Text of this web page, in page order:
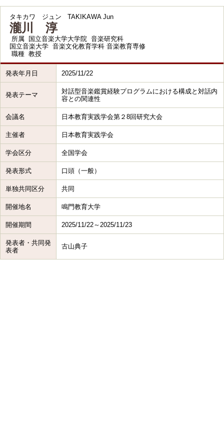
タキカワ ジュン TAKIKAWA Jun
瀧川 淳
所属
国立音楽大学大学院 音楽研究科
国立音楽大学 音楽文化教育学科 音楽教育専修
職種 教授
発表年月日 2025/11/22
発表テーマ
対話型音楽鑑賞経験プログラムにおける構成と対話内
容との関連性
会議名 日本教育実践学会第２8回研究大会
主催者 日本教育実践学会
学会区分 全国学会
発表形式 口頭（一般）
単独共同区分 共同
開催地名 鳴門教育大学
開催期間 2025/11/22～2025/11/23
発表者・共同発
表者
古山典子